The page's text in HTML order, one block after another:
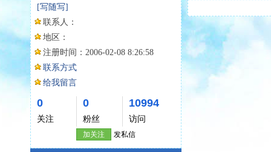
[写随写]
联系人：
地区：
注册时间： 2006-02-08 8:26:58
联系方式
给我留言
0
关注
0
粉丝
10994
访问
加关注 发私信